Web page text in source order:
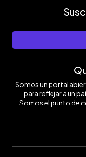
Somos un portal
para reflejar a un
Somos el punto de